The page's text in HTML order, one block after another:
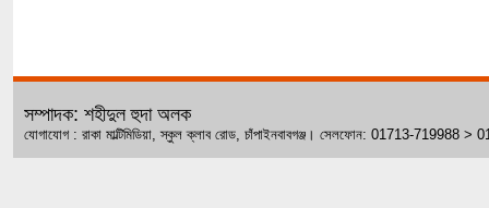
সম্পাদক: শহীদুল হুদা অলক
যোগাযোগ : রাকা মাল্টিমিডিয়া, স্কুল ক্লাব রোড, চাঁপাইনবাবগঞ্জ। সেলফোন: 01713-